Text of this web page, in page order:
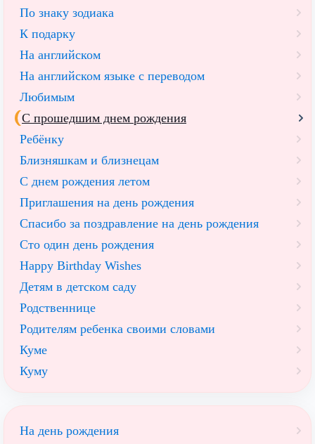
По знаку зодиака
К подарку
На английском
На английском языке с переводом
Любимым
С прошедшим днем рождения
Ребёнку
Близняшкам и близнецам
С днем рождения летом
Приглашения на день рождения
Спасибо за поздравление на день рождения
Сто один день рождения
Happy Birthday Wishes
Детям в детском саду
Родственнице
Родителям ребенка своими словами
Куме
Куму
На день рождения